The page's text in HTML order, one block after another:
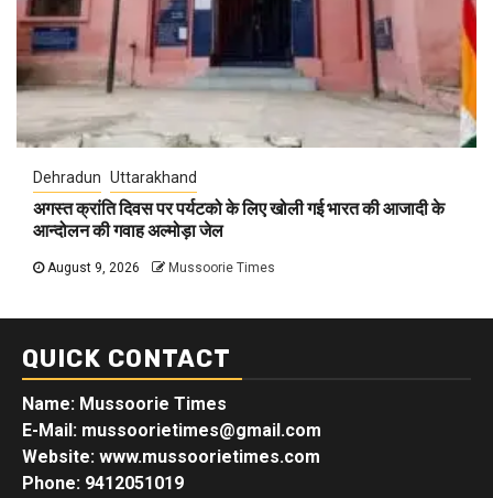
Dehradun Uttarakhand
अगस्त क्रांति दिवस पर पर्यटको के लिए खोली गई भारत की आजादी के
आन्दोलन की गवाह अल्मोड़ा जेल
August 9, 2026 Mussoorie Times
QUICK CONTACT
Name: Mussoorie Times
E-Mail: mussoorietimes@gmail.com
Website: www.mussoorietimes.com
Phone: 9412051019